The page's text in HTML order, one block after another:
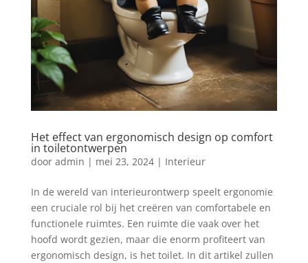
Het effect van ergonomisch design op comfort
in toiletontwerpen
door admin | mei 23, 2024| Interieur
In de wereld van interieurontwerp speelt ergonomie
een cruciale rol bij het creëren van comfortabele en
functionele ruimtes. Een ruimte die vaak over het
hoofd wordt gezien, maar die enorm profiteert van
ergonomisch design, is het toilet. In dit artikel zullen